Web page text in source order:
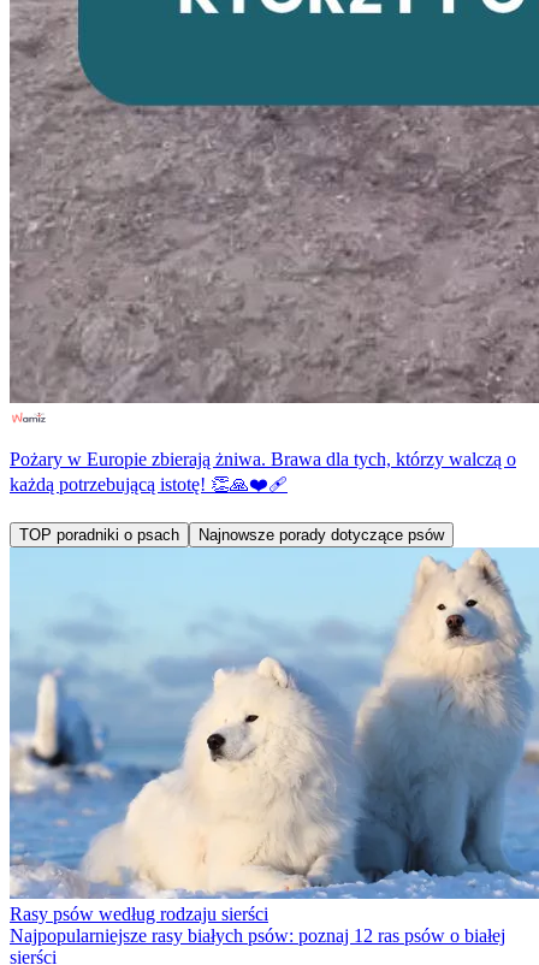
Pożary w Europie zbierają żniwa. Brawa dla tych, którzy walczą o
każdą potrzebującą istotę! 👏🙏❤️‍🩹
TOP poradniki o psach Najnowsze porady dotyczące psów
Rasy psów według rodzaju sierści
Najpopularniejsze rasy białych psów: poznaj 12 ras psów o białej
sierści